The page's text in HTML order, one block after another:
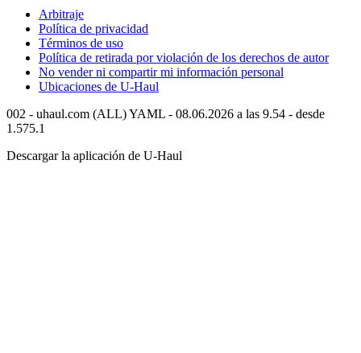
Arbitraje
Política de privacidad
Términos de uso
Política de retirada por violación de los derechos de autor
No vender ni compartir mi información personal
Ubicaciones de U-Haul
002 - uhaul.com (ALL) YAML - 08.06.2026 a las 9.54 - desde
1.575.1
Descargar la aplicación de U-Haul